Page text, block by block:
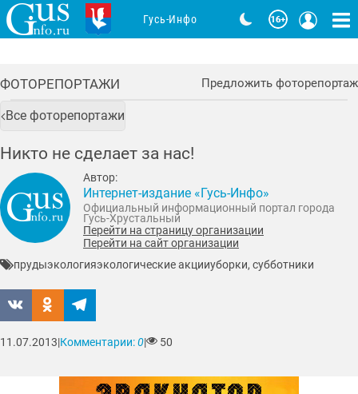
ФОТОРЕПОРТАЖИ Предложить фоторепортаж
Все фоторепортажи
Никто не сделает за нас!
Автор:
Интернет-издание «Гусь-Инфо»
Официальный информационный портал города
Гусь-Хрустальный
Перейти на страницу организации
Перейти на сайт организации
прудыэкологияэкологические акцииуборки, субботники
11.07.2013|Комментарии:0| 50
Гусь-Инфо